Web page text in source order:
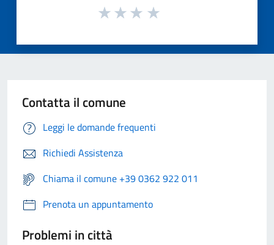
Contatta il comune
Leggi le domande frequenti
Richiedi Assistenza
Chiama il comune +39 0362 922 011
Prenota un appuntamento
Problemi in città